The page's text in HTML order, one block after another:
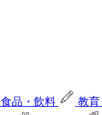
食品・飲料 教育